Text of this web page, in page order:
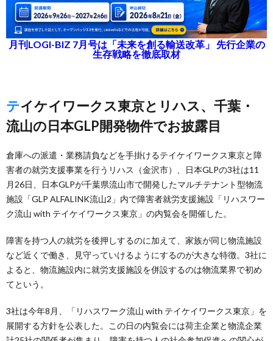
月刊LOGI-BIZ 7月号は「未来を創る輸送改革」 先行企業の
生存戦略を徹底取材
テイケイワークス東京とリハス、千葉・
流山の日本GLP開発物件でお披露目
倉庫への派遣・業務請負などを手掛けるテイケイワークス東京と障
害者の就労支援事業を行うリハス（金沢市）、日本GLPの3社は11
月26日、日本GLPが千葉県流山市で開発したマルチテナント型物流
施設「GLP ALFALINK流山2」内で障害者就労支援施設「リハスワー
ク流山 with テイケイワークス東京」の内覧会を開催した。
障害を持つ人の就労を後押しするのに加えて、家族が同じ物流施設
など近くで働き、見守っていけるようにするのが大きな特徴。3社に
よると、物流施設内に就労支援施設を併設するのは物流業界で初め
てという。
3社は今年8月、「リハスワーク流山 with テイケイワークス東京」を
展開する方針を公表した。この日の内覧会には荷主企業と物流企業